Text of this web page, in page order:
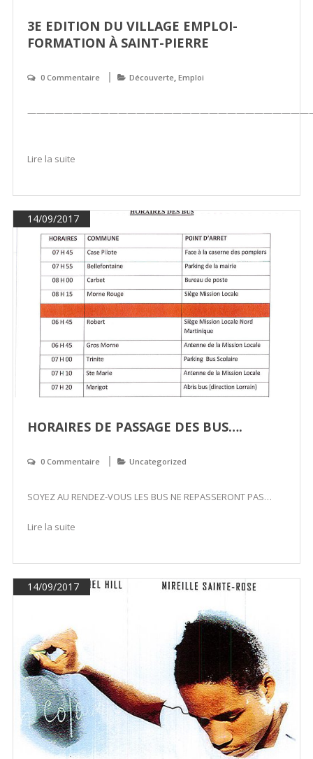
3E EDITION DU VILLAGE EMPLOI-
FORMATION À SAINT-PIERRE
0 Commentaire Découverte, Emploi
Lire la suite
14/09/2017
HORAIRES DE PASSAGE DES BUS….
0 Commentaire Uncategorized
SOYEZ AU RENDEZ-VOUS LES BUS NE REPASSERONT PAS…
Lire la suite
14/09/2017